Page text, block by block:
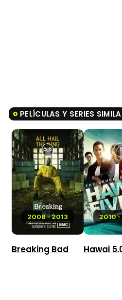
PELÍCULAS Y SERIES
2008 - 2013
8,8
Breaking Bad
2010
Hawai